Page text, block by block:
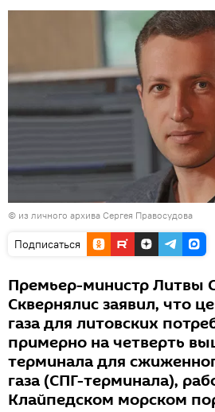
© из личного архива Сергея Правосудова
Подписаться
Премьер-министр Литвы
Сквернялис заявил, что
газа для литовских
примерно на четверть
терминала для
газа (СПГ-терминала),
Клайпедском морском